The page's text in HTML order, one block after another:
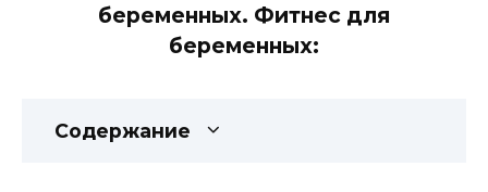
беременных. Фитнес для
беременных:
Содержание